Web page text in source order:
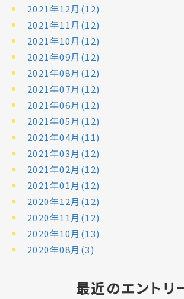
2021年12月(12)
2021年11月(12)
2021年10月(12)
2021年09月(12)
2021年08月(12)
2021年07月(12)
2021年06月(12)
2021年05月(12)
2021年04月(11)
2021年03月(12)
2021年02月(12)
2021年01月(12)
2020年12月(12)
2020年11月(12)
2020年10月(13)
2020年08月(3)
最近のエントリ